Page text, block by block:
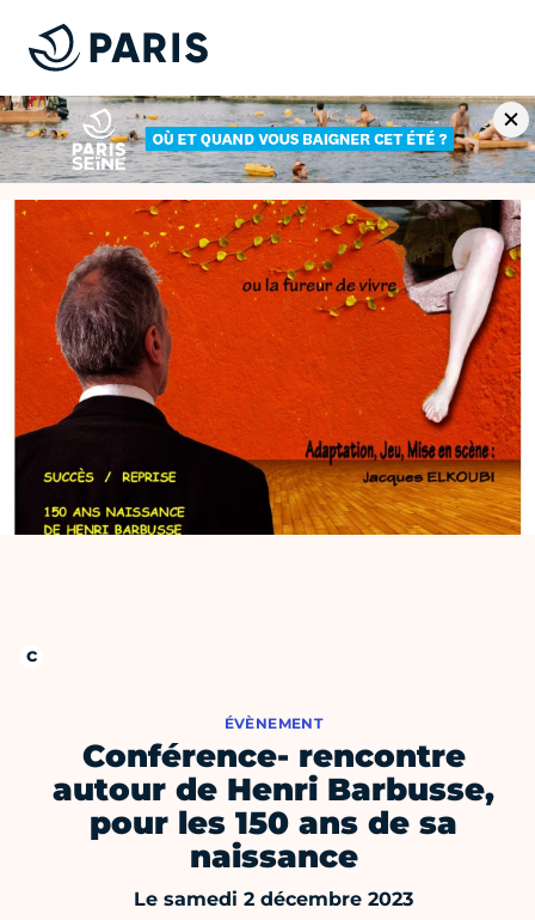
ÉVÈNEMENT
Conférence- rencontre
autour de Henri Barbusse,
pour les 150 ans de sa
naissance
Le samedi 2 décembre 2023